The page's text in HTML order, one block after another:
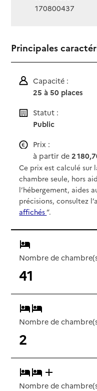
170800437
Principales
Capacité :
25 à 50 places
Statut :
Public
Prix :
à partir de2
Ce prix est calculé sur
chambre seule, hors
l’hébergement, aides
précisions, consultez
affichés”.
Nombre de
41
Nombre de
2
Nombre de